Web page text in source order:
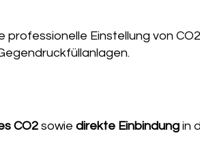
professionelle Einstellung von
CO2 sowie direkte Einbindung in